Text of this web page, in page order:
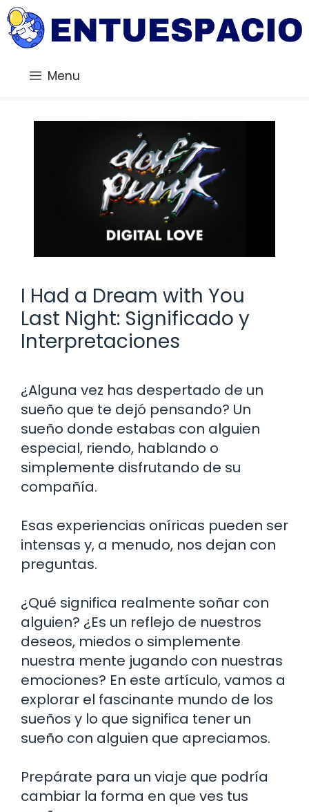
Saltar
al
contenido
Menu
I Had a Dream with You
Last Night: Significado y
Interpretaciones
¿Alguna vez has despertado de un
sueño que te dejó pensando? Un
sueño donde estabas con alguien
especial, riendo, hablando o
simplemente disfrutando de su
compañía.
Esas experiencias oníricas pueden ser
intensas y, a menudo, nos dejan con
preguntas.
¿Qué significa realmente soñar con
alguien? ¿Es un reflejo de nuestros
deseos, miedos o simplemente
nuestra mente jugando con nuestras
emociones? En este artículo, vamos a
explorar el fascinante mundo de los
sueños y lo que significa tener un
sueño con alguien que apreciamos.
Prepárate para un viaje que podría
cambiar la forma en que ves tus